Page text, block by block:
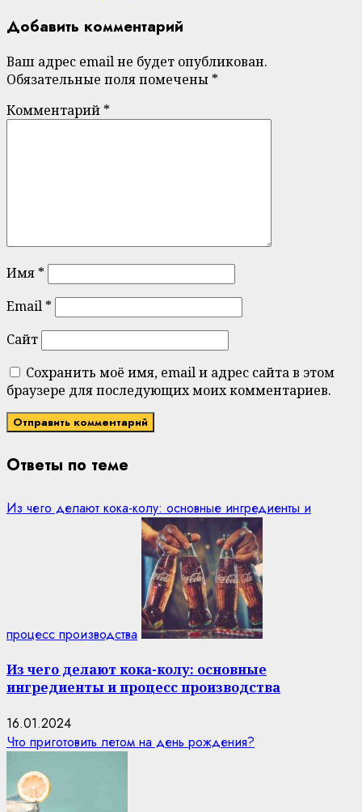
Добавить комментарий
Ваш адрес email не будет опубликован.
Обязательные поля помечены *
Комментарий *
Имя *
Email *
Сайт
Сохранить моё имя, email и адрес сайта в этом
браузере для последующих моих комментариев.
Ответы по теме
Из чего делают кока-колу: основные ингредиенты и
процесс производства
Из чего делают кока-колу: основные
ингредиенты и процесс производства
16.01.2024
Что приготовить летом на день рождения?